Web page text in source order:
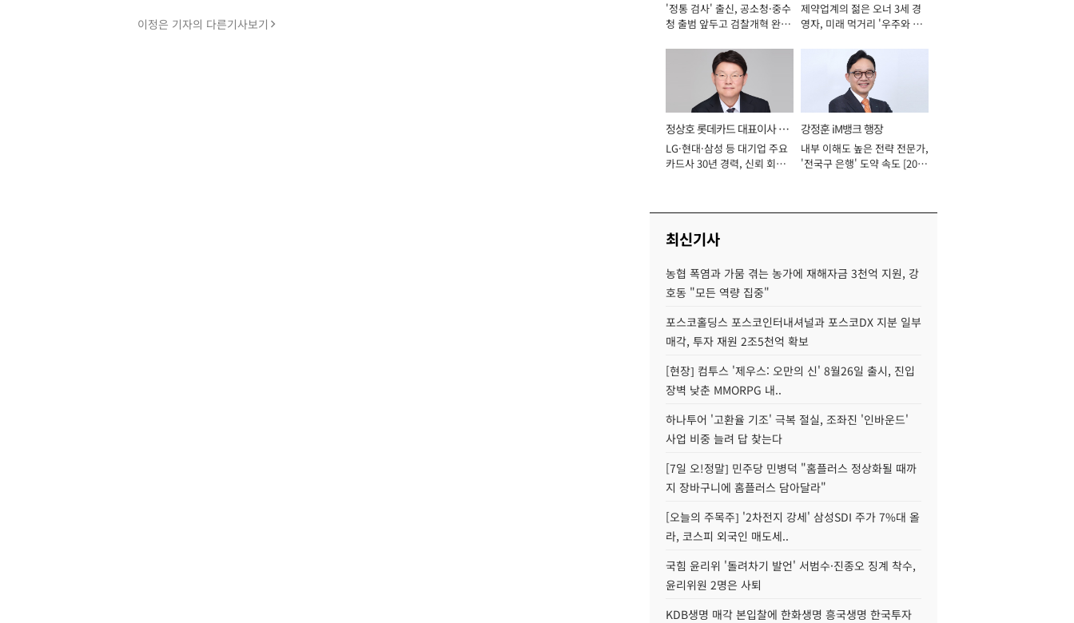
이정은 기자의 다른기사보기
서관
'정통 검사' 출신, 공소청·중수
청 출범 앞두고 검찰개혁 완수
표이사 사장
제약업계의 젊은 오너 3세 경
영자, 미래 먹거리 '우주와 헬
정상호 롯데카드 대표이사 사
장
LG·현대·삼성 등 대기업 주요
카드사 30년 경력, 신뢰 회복
강정훈 iM뱅크 행장
내부 이해도 높은 전략 전문가,
'전국구 은행' 도약 속도 [2026
최신기사
농협 폭염과 가뭄 겪는 농가에 재해자금 3천억 지원, 강
호동 "모든 역량 집중"
포스코홀딩스 포스코인터내셔널과 포스코DX 지분 일부
매각, 투자 재원 2조5천억 확보
[현장] 컴투스 '제우스: 오만의 신' 8월26일 출시, 진입
장벽 낮춘 MMORPG 내..
하나투어 '고환율 기조' 극복 절실, 조좌진 '인바운드'
사업 비중 늘려 답 찾는다
[7일 오!정말] 민주당 민병덕 "홈플러스 정상화될 때까
지 장바구니에 홈플러스 담아달라"
[오늘의 주목주] '2차전지 강세' 삼성SDI 주가 7%대 올
라, 코스피 외국인 매도세..
국힘 윤리위 '돌려차기 발언' 서범수·진종오 징계 착수,
윤리위원 2명은 사퇴
KDB생명 매각 본입찰에 한화생명 흥국생명 한국투자